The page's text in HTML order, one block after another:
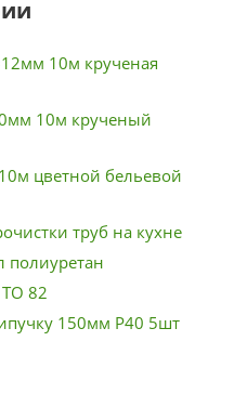
10м крученая
10м крученый
цветной бельевой
труб на кухне
полиуретан
82
150мм Р40 5шт